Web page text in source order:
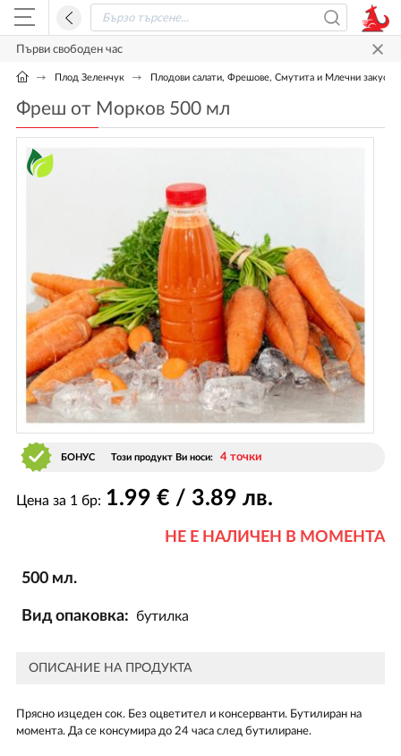
Първи свободен час
Плод Зеленчук Плодови салати, Фрешове, Смутита и Млечни закуски
Фреш от Морков 500 мл
БОНУС Този продукт Ви носи: 4 точки
Цена за 1 бр: 1.99 € / 3.89 лв.
НЕ Е НАЛИЧЕН В МОМЕНТА
500 мл.
Вид опаковка: бутилка
ОПИСАНИЕ НА ПРОДУКТА
Прясно изцеден сок. Без оцветител и консерванти. Бутилиран на
момента. Да се консумира до 24 часа след бутилиране.